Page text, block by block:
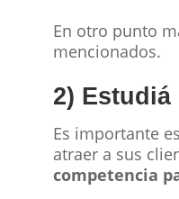
En otro punto
mencionados.
2)
Es importante
atraer a sus
competencia